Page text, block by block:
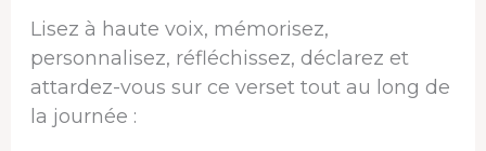
Lisez à haute voix, mémorisez,
personnalisez, réfléchissez, déclarez et
attardez-vous sur ce verset tout au long de
la journée :